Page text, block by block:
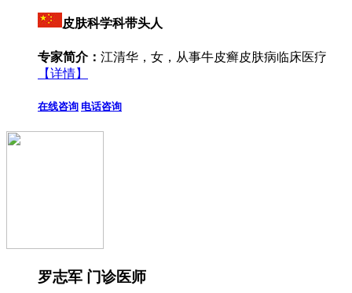
皮肤科学科带头人
专家简介： 江清华，女，从事牛皮癣皮肤病临床医疗
【详情】
在线咨询 电话咨询
罗志军 门诊医师